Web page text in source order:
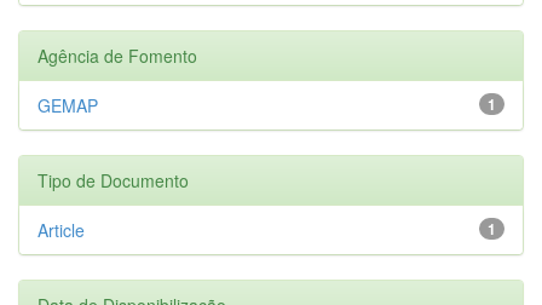
Agência de Fomento
1
GEMAP
Tipo de Documento
1
Article